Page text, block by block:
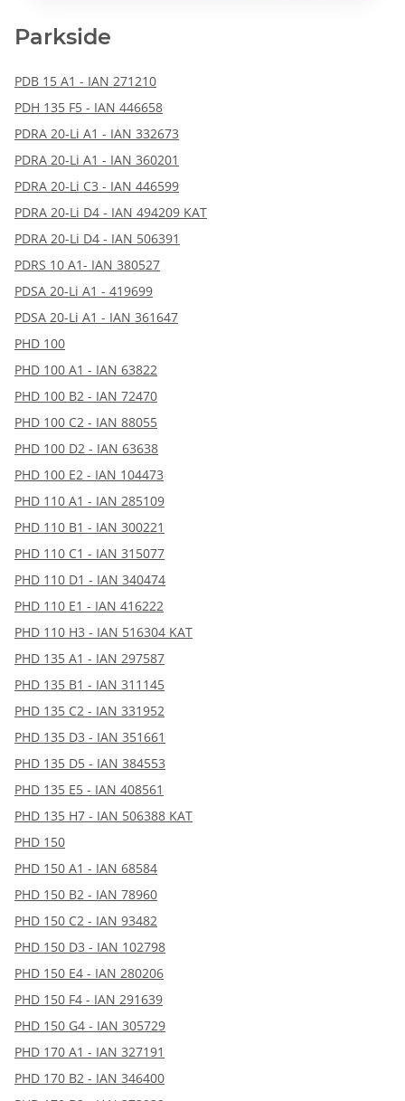
Parkside
PDB 15 A1 - IAN 271210
PDH 135 F5 - IAN 446658
PDRA 20-Li A1 - IAN 332673
PDRA 20-Li A1 - IAN 360201
PDRA 20-Li C3 - IAN 446599
PDRA 20-Li D4 - IAN 494209 KAT
PDRA 20-Li D4 - IAN 506391
PDRS 10 A1- IAN 380527
PDSA 20-Li A1 - 419699
PDSA 20-Li A1 - IAN 361647
PHD 100
PHD 100 A1 - IAN 63822
PHD 100 B2 - IAN 72470
PHD 100 C2 - IAN 88055
PHD 100 D2 - IAN 63638
PHD 100 E2 - IAN 104473
PHD 110 A1 - IAN 285109
PHD 110 B1 - IAN 300221
PHD 110 C1 - IAN 315077
PHD 110 D1 - IAN 340474
PHD 110 E1 - IAN 416222
PHD 110 H3 - IAN 516304 KAT
PHD 135 A1 - IAN 297587
PHD 135 B1 - IAN 311145
PHD 135 C2 - IAN 331952
PHD 135 D3 - IAN 351661
PHD 135 D5 - IAN 384553
PHD 135 E5 - IAN 408561
PHD 135 H7 - IAN 506388 KAT
PHD 150
PHD 150 A1 - IAN 68584
PHD 150 B2 - IAN 78960
PHD 150 C2 - IAN 93482
PHD 150 D3 - IAN 102798
PHD 150 E4 - IAN 280206
PHD 150 F4 - IAN 291639
PHD 150 G4 - IAN 305729
PHD 170 A1 - IAN 327191
PHD 170 B2 - IAN 346400